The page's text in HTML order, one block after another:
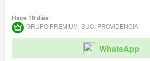
Hace 19 días
GRUPO PREMIUM- SUC. PROVIDENCIA
WhatsApp